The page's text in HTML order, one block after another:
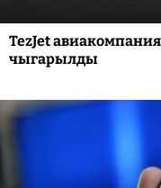
TezJet
чыгарылды